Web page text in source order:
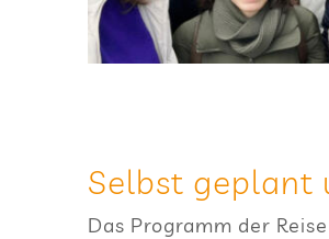
Selbst geplant
Das Pro­gramm der